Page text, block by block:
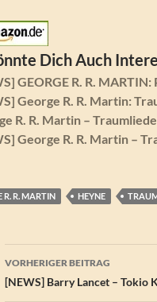
Dich Auch
GEORGE R. R.
George R. R. Martin:
R. R. Martin –
George R. R. Martin –
R. R. MARTIN HEYNE
VORHERIGER BEITRAG
[NEWS] Barry Lancet – Tokio